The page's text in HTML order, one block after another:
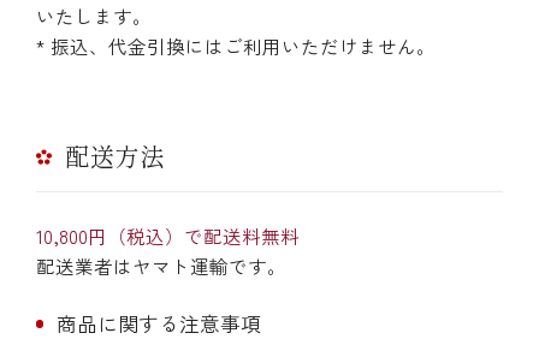
いたします。
* 振込、代金引換にはご利用いただけません。
配送方法
10,800円（税込）で配送料無料
配送業者はヤマト運輸です。
商品に関する注意事項